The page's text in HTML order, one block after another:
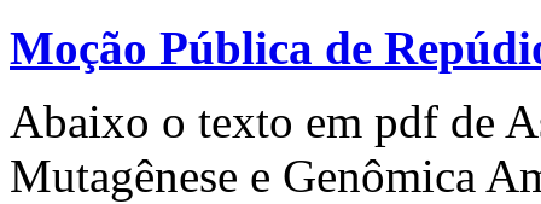
Moção Pública de
Abaixo o texto em pdf de
Mutagênese e Genômica